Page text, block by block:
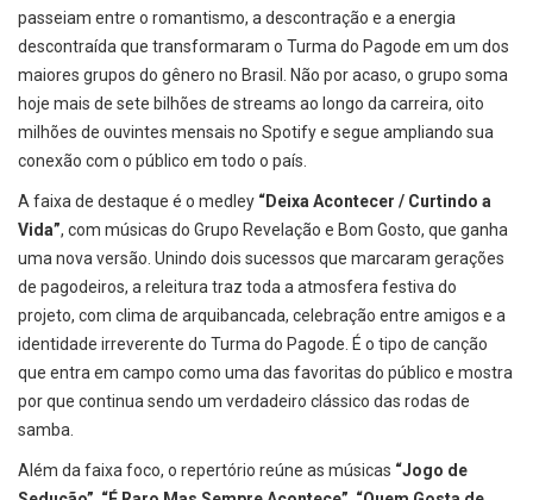
passeiam entre o romantismo, a descontração e a energia
descontraída que transformaram o Turma do Pagode em um dos
maiores grupos do gênero no Brasil. Não por acaso, o grupo soma
hoje mais de sete bilhões de streams ao longo da carreira, oito
milhões de ouvintes mensais no Spotify e segue ampliando sua
conexão com o público em todo o país.
A faixa de destaque é o medley “Deixa Acontecer / Curtindo a
Vida”, com músicas do Grupo Revelação e Bom Gosto, que ganha
uma nova versão. Unindo dois sucessos que marcaram gerações
de pagodeiros, a releitura traz toda a atmosfera festiva do
projeto, com clima de arquibancada, celebração entre amigos e a
identidade irreverente do Turma do Pagode. É o tipo de canção
que entra em campo como uma das favoritas do público e mostra
por que continua sendo um verdadeiro clássico das rodas de
samba.
Além da faixa foco, o repertório reúne as músicas “Jogo de